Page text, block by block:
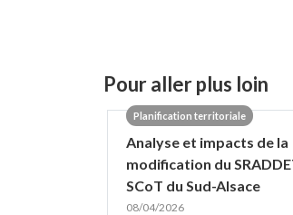
Pour aller plus loin
Planification territoriale
Analyse et impacts de la
modification du
SCoT du Sud-Alsace
08/04/2026